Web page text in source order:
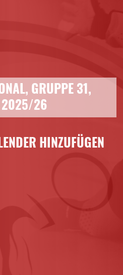
GRUPPE 31,
2025/26
HINZUFÜGEN